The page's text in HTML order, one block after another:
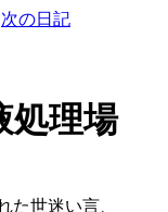
次の日記
処理場
た世迷い言、